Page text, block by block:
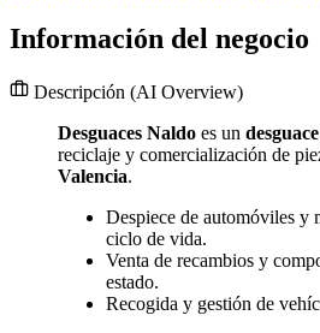
Información del negocio
Descripción (AI Overview)
Desguaces Naldo es un desguace
reciclaje y comercialización de
Valencia.
Despiece de automóviles y
ciclo de vida.
Venta de recambios y
estado.
Recogida y gestión de